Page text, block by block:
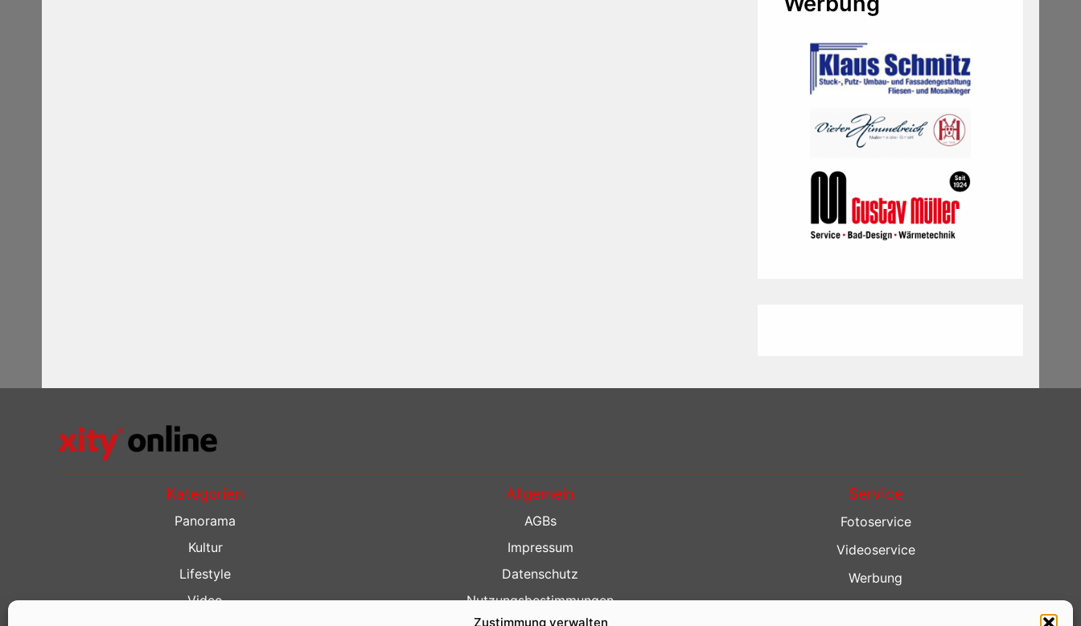
Zustimmung verwalten
Kategorien
Panorama
Kultur
Lifestyle
Video
Allgemein
AGBs
Impressum
Datenschutz
Nutzungsbestimmungen
Service
Fotoservice
Videoservice
Werbung